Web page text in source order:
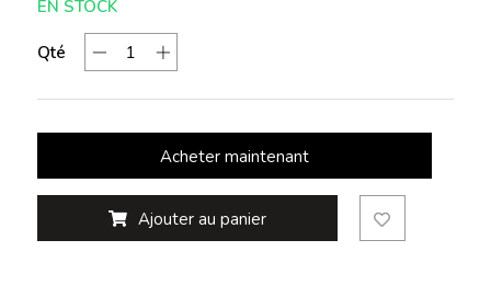
EN STOCK
Qté
Acheter maintenant
Ajouter au panier